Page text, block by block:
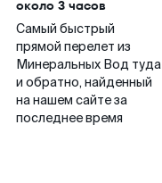
около 3 часов
Самый быстрый
прямой перелет из
Минеральных Вод туда
и обратно, найденный
на нашем сайте за
последнее время